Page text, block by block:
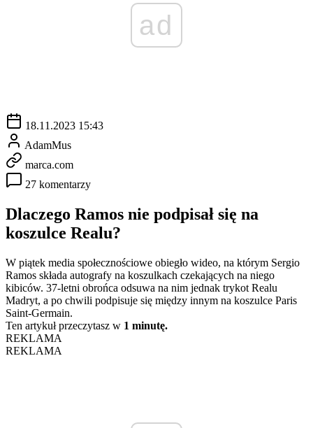
ad
18.11.2023 15:43
AdamMus
marca.com
27 komentarzy
Dlaczego Ramos nie podpisał się na
koszulce Realu?
W piątek media społecznościowe obiegło wideo, na którym Sergio
Ramos składa autografy na koszulkach czekających na niego
kibiców. 37-letni obrońca odsuwa na nim jednak trykot Realu
Madryt, a po chwili podpisuje się między innym na koszulce Paris
Saint-Germain.
Ten artykuł przeczytasz w 1 minutę.
REKLAMA
REKLAMA